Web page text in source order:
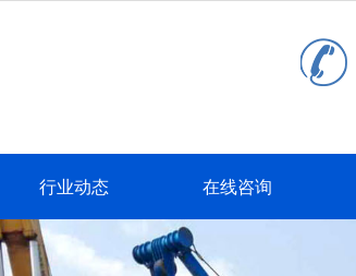
行业动态 在线咨询